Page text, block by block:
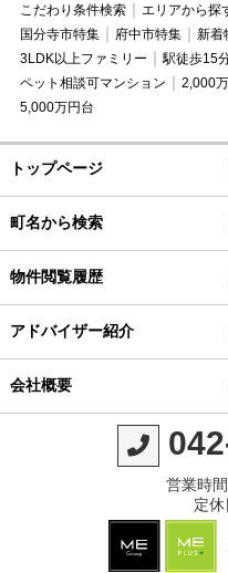
こだわり条件検索
エリアから探
国分寺市特集
府中市特集 新着
3LDK以上ファミリー
駅徒歩15
ペット相談可マンション
2,000
5,000万円台
トップページ
町名から検索
物件閲覧履歴
アドバイザー紹介
会社概要
営業時
定